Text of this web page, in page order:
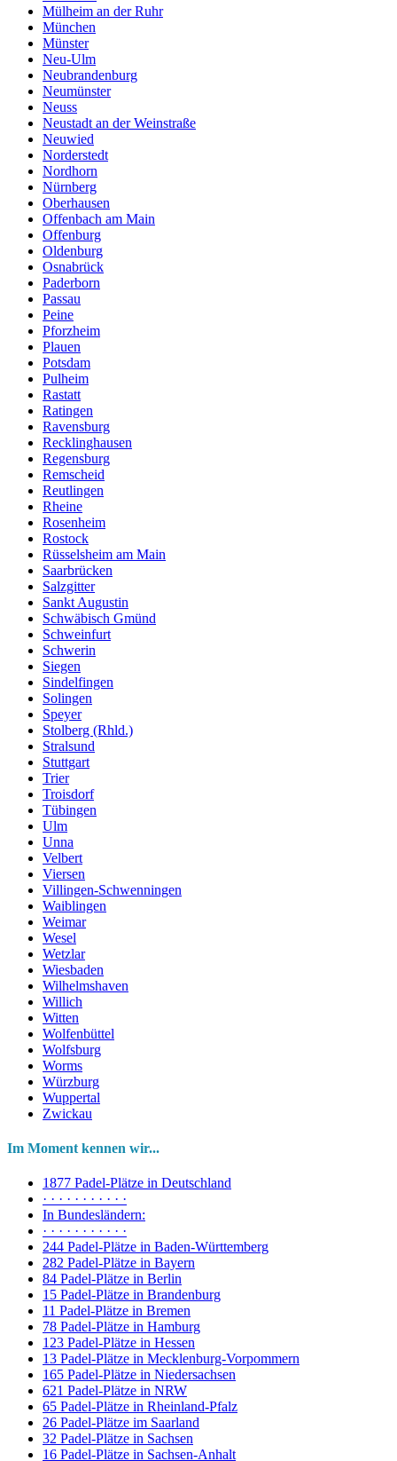
Mülheim an der Ruhr
München
Münster
Neu-Ulm
Neubrandenburg
Neumünster
Neuss
Neustadt an der Weinstraße
Neuwied
Norderstedt
Nordhorn
Nürnberg
Oberhausen
Offenbach am Main
Offenburg
Oldenburg
Osnabrück
Paderborn
Passau
Peine
Pforzheim
Plauen
Potsdam
Pulheim
Rastatt
Ratingen
Ravensburg
Recklinghausen
Regensburg
Remscheid
Reutlingen
Rheine
Rosenheim
Rostock
Rüsselsheim am Main
Saarbrücken
Salzgitter
Sankt Augustin
Schwäbisch Gmünd
Schweinfurt
Schwerin
Siegen
Sindelfingen
Solingen
Speyer
Stolberg (Rhld.)
Stralsund
Stuttgart
Trier
Troisdorf
Tübingen
Ulm
Unna
Velbert
Viersen
Villingen-Schwenningen
Waiblingen
Weimar
Wesel
Wetzlar
Wiesbaden
Wilhelmshaven
Willich
Witten
Wolfenbüttel
Wolfsburg
Worms
Würzburg
Wuppertal
Zwickau
Im Moment kennen wir...
1877 Padel-Plätze in Deutschland
· · · · · · · · · · ·
In Bundesländern:
· · · · · · · · · · ·
244 Padel-Plätze in Baden-Württemberg
282 Padel-Plätze in Bayern
84 Padel-Plätze in Berlin
15 Padel-Plätze in Brandenburg
11 Padel-Plätze in Bremen
78 Padel-Plätze in Hamburg
123 Padel-Plätze in Hessen
13 Padel-Plätze in Mecklenburg-Vorpommern
165 Padel-Plätze in Niedersachsen
621 Padel-Plätze in NRW
65 Padel-Plätze in Rheinland-Pfalz
26 Padel-Plätze im Saarland
32 Padel-Plätze in Sachsen
16 Padel-Plätze in Sachsen-Anhalt